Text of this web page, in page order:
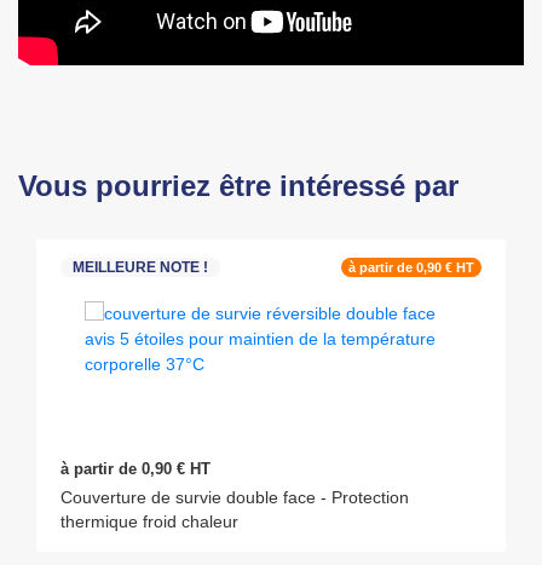
Vous pourriez être intéressé par
MEILLEURE NOTE ! à partir de 0,90 € HT
à partir de 0,90 € HT
Couverture de survie double face - Protection
thermique froid chaleur